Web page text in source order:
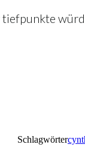
Schlagwörter